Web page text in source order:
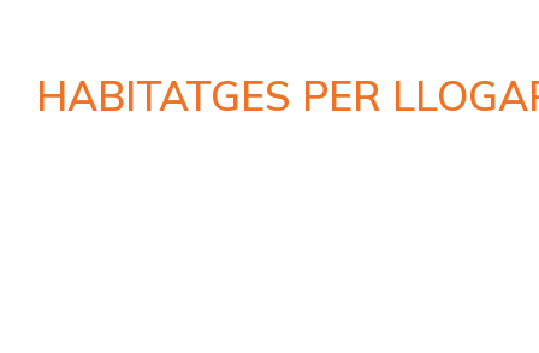
HABITATGES PER